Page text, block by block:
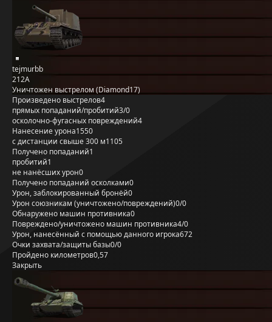
tejmurbb
212А
Уничтожен выстрелом (Diamond17)
Произведено выстрелов4
прямых попаданий/пробитий3/0
осколочно-фугасных повреждений4
Нанесение урона1550
с дистанции свыше 300 м1105
Получено попаданий1
пробитий1
не нанёсших урон0
Получено попаданий осколками0
Урон, заблокированный бронёй0
Урон союзникам (уничтожено/повреждений)0/0
Обнаружено машин противника0
Повреждено/уничтожено машин противника4/0
Урон, нанесённый с помощью данного игрока672
Очки захвата/защиты базы0/0
Пройдено километров0,57
Закрыть